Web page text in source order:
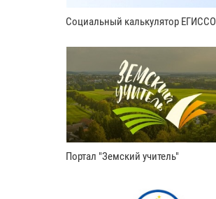
Социальный калькулятор ЕГИССО
Портал "Земский учитель"